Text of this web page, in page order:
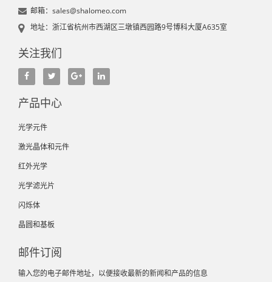
邮箱：sales@shalomeo.com
地址：浙江省杭州市西湖区三墩镇西园路9号博科大厦A635室
关注我们
产品中心
光学元件
激光晶体和元件
红外光学
光学滤光片
闪烁体
晶圆和基板
邮件订阅
输入您的电子邮件地址，以便接收最新的新闻和产品的信息